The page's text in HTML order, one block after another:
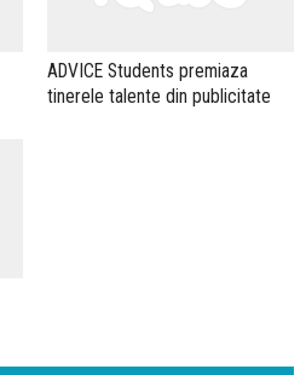
ADVICE Students premiaza
tinerele talente din publicitate